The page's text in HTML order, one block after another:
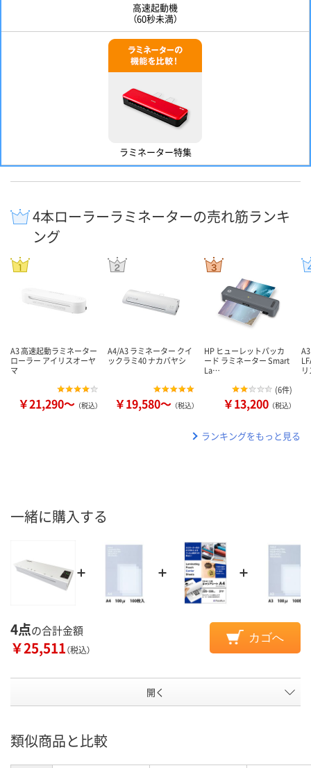
高速起動機
（60秒未満）
ラミネーター特集
4本ローラーラミネーターの売れ筋ランキ
ング
A3 高速起動ラミネーター
ローラー アイリスオーヤ
マ
￥21,290～ （税込）
A4/A3 ラミネーター クイ
ックラミ40 ナカバヤシ
￥19,580～ （税込）
HP ヒューレットパッカ
ード ラミネーター Smart
La…
(6件)
￥13,200 （税込）
ランキングをもっと見る
一緒に購入する
4点の合計金額
￥25,511（税込）
カゴへ
開く
類似商品と比較